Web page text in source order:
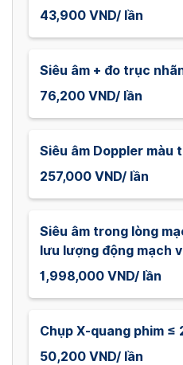
43,900 VND/ lần
Siêu âm + đo trục
76,200 VND/ lần
Siêu âm Doppler màu
257,000 VND/ lần
Siêu âm trong lòng
lưu lượng động mạch
1,998,000 VND/ lần
Chụp X-quang phim
50,200 VND/ lần